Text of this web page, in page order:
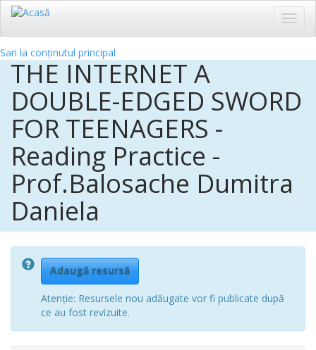
Sari la conținutul principal
THE INTERNET A
DOUBLE-EDGED SWORD
FOR TEENAGERS -
Reading Practice -
Prof.Balosache Dumitra
Daniela
Adaugă resursă
Atenție: Resursele nou adăugate vor fi publicate după
ce au fost revizuite.